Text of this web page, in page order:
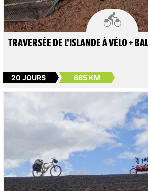

TRAVERSÉE DE L'ISLANDE À VÉLO +
20 JOURS 665 KM